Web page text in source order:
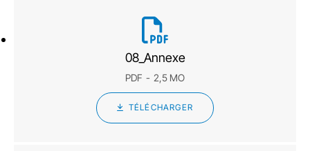
08_Annexe
PDF 2,5 MO
TÉLÉCHARGER